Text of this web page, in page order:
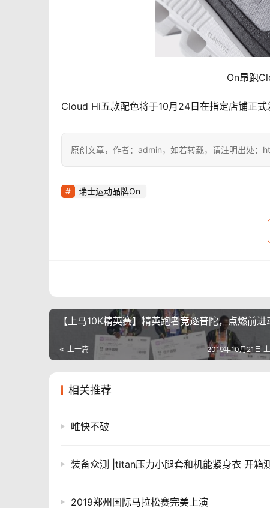
On昂跑
Cloud Hi五款配色将于10月24日在指定店铺正式
原创文章，作者：admin，如若转载，请注明出处
瑞士运动品牌On
【上马10K精英赛】精英跑者竞逐普陀，点燃前进
上一篇 2019年10月21日
相关推荐
唯快不破
装备众测 |titan压力小腿套和机能紧身衣 开箱
2019郑州国际马拉松赛完美上演